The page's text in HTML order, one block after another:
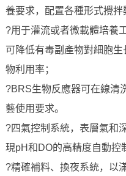
養要求，配置各種形式攪拌
?用于灌流或者微載體培養
可降低有毒副產物對細胞
物利用率；
?BRS生物反應器可在線清
藝使用要求。
?四氣控制系統，表層氣和
現pH和DO的高精度自動控
?精確補料、換夜系統，以